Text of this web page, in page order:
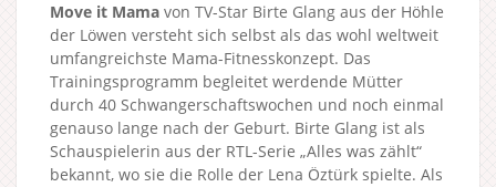
Move it Mama von TV-Star Birte Glang aus der Höhle
der Löwen versteht sich selbst als das wohl weltweit
umfangreichste Mama-Fitnesskonzept. Das
Trainingsprogramm begleitet werdende Mütter
durch 40 Schwangerschaftswochen und noch einmal
genauso lange nach der Geburt. Birte Glang ist als
Schauspielerin aus der RTL-Serie „Alles was zählt“
bekannt, wo sie die Rolle der Lena Öztürk spielte. Als